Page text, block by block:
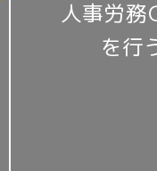
人事労
を行